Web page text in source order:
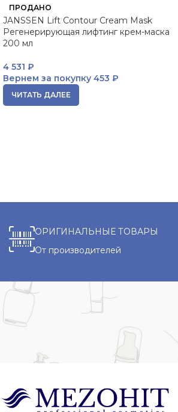
ПРОДАНО
JANSSEN Lift Contour Cream Mask
Регенерирующая лифтинг крем-маска
200 мл
4 531 ₽
Вернем за покупку 453 ₽
ЧИТАТЬ ДАЛЕЕ
ОРИГИНАЛЬНЫЕ ТОВАРЫ
От производителей